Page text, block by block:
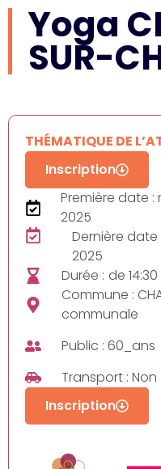
Yoga
SUR-
THÉMATIQUE DE
Inscription
Première date
2025
Dernière date
2025
Durée : de
Commune :
communale
Public : 60_ans
Transport : Non
Inscription